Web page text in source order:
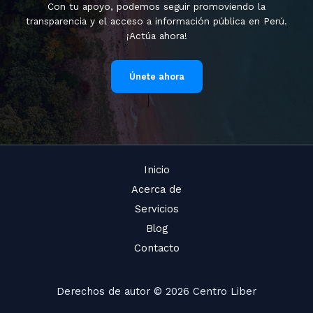
Con tu apoyo, podemos seguir promoviendo la
transparencia y el acceso a información pública en Perú.
¡Actúa ahora!
Únete ahora
Inicio
Acerca de
Servicios
Blog
Contacto
Derechos de autor © 2026 Centro Liber